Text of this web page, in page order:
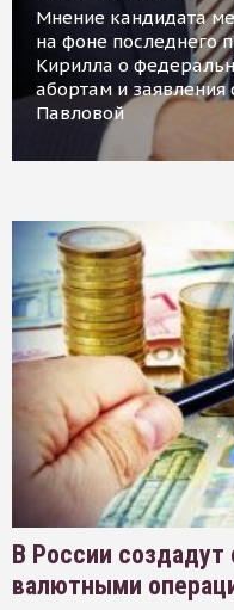
Мнение кандидата
на фоне последнего
Кирилла о
абортам и
Павловой
В России создадут
валютными